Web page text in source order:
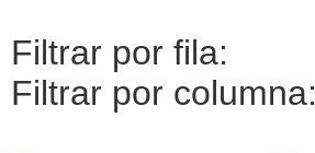
Filtrar por fila:
Filtrar por columna: